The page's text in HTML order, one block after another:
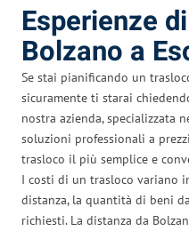
Esperienze
Bolzano a
Se stai pianificando un
sicuramente ti starai
nostra azienda, specializzata
soluzioni professionali a
trasloco il più semplice e
I costi di un trasloco variano
distanza, la quantità di beni
richiesti. La distanza da